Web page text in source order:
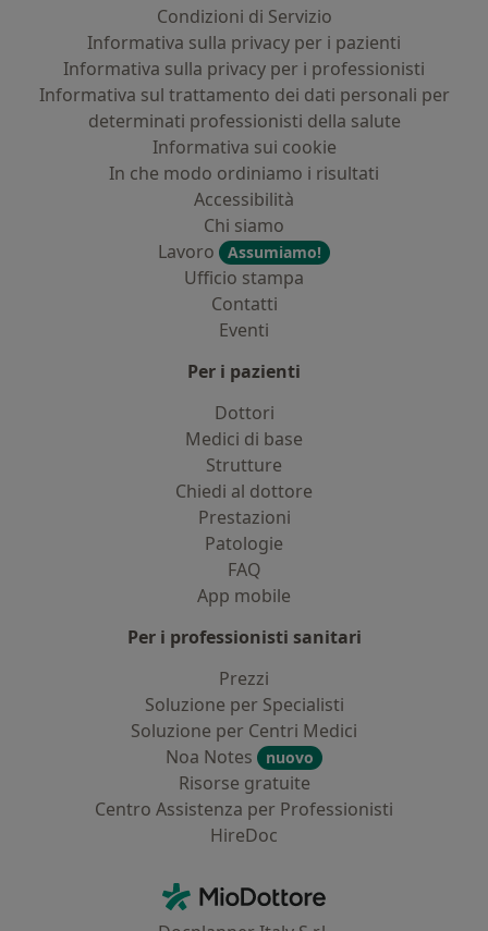
Condizioni di Servizio
Informativa sulla privacy per i pazienti
Informativa sulla privacy per i professionisti
Informativa sul trattamento dei dati personali per
determinati professionisti della salute
Informativa sui cookie
In che modo ordiniamo i risultati
Accessibilità
Chi siamo
Lavoro
Assumiamo!
Ufficio stampa
Contatti
Eventi
Per i pazienti
Dottori
Medici di base
Strutture
Chiedi al dottore
Prestazioni
Patologie
FAQ
App mobile
Per i professionisti sanitari
Prezzi
Soluzione per Specialisti
Soluzione per Centri Medici
Noa Notes
nuovo
Risorse gratuite
Centro Assistenza per Professionisti
HireDoc
MioDottore - Homepage